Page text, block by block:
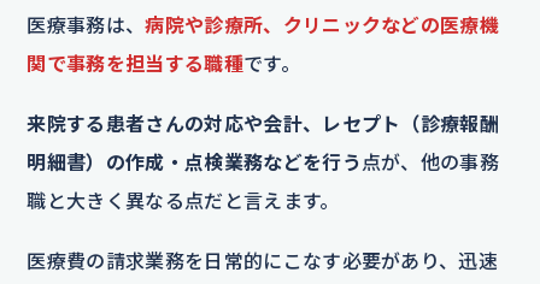
医療事務は、病院や診療所、クリニックなどの医療機
関で事務を担当する職種です。
来院する患者さんの対応や会計、レセプト（診療報酬
明細書）の作成・点検業務などを行う 点が、他の事務
職と大きく異なる点だと言えます。
医療費の請求業務を日常的にこなす必要があり、迅速